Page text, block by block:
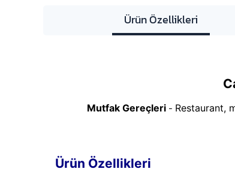
Ürün Özellikleri
Mutfak Gereçleri - Restaurant,
Ürün Özellikleri